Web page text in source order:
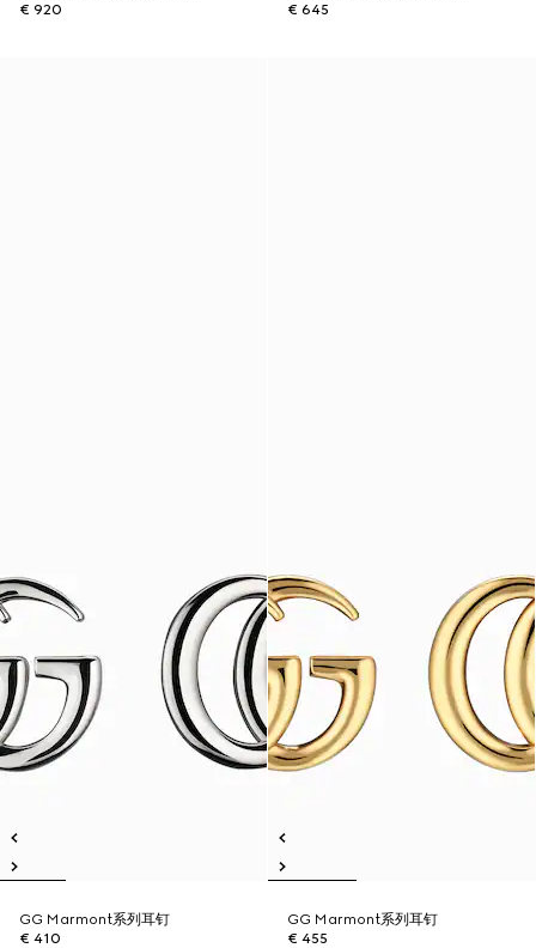
€ 920
€ 645
GG Marmont系列耳钉
€ 410
GG Marmont系列耳钉
€ 455